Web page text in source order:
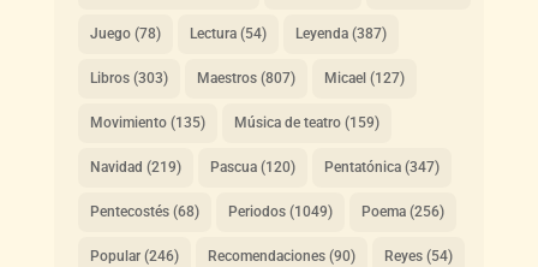
Juego(78) Lectura(54) Leyenda(387)
Libros(303) Maestros(807) Micael (127)
Movimiento(135) Música de teatro(159)
Navidad (219) Pascua(120) Pentatónica(347)
Pentecostés(68) Periodos(1049) Poema(256)
Popular(246) Recomendaciones(90) Reyes(54)